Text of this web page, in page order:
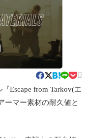

Escape from Tarkov(エ
ーマー素材の耐久値と